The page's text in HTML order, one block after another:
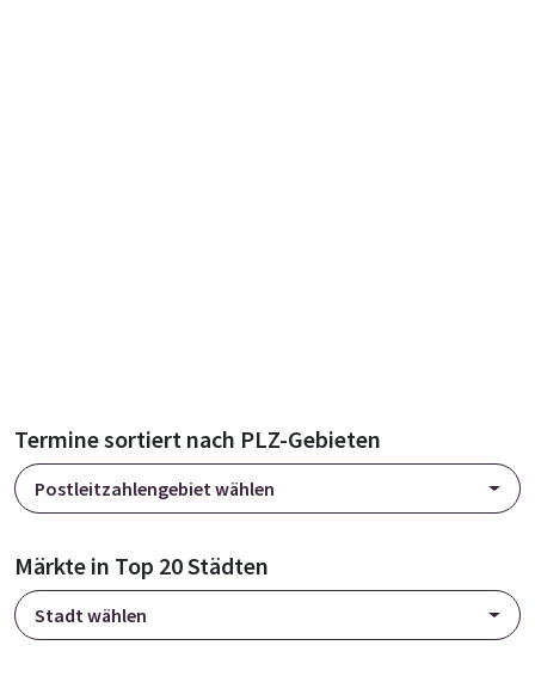
Termine sortiert nach PLZ-Gebieten
Postleitzahlengebiet wählen
Märkte in Top 20 Städten
Stadt wählen